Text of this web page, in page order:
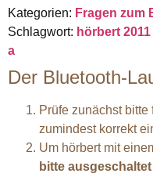
Kategorien: Fragen zum
Schlagwort: hörbert 2011
a
Der Bluetooth-
Prüfe zunächst
zumindest korrekt
Um hörbert mit
bitte